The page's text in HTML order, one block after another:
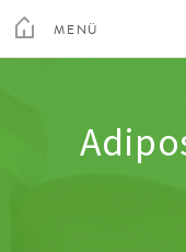
Menu
MENÜ